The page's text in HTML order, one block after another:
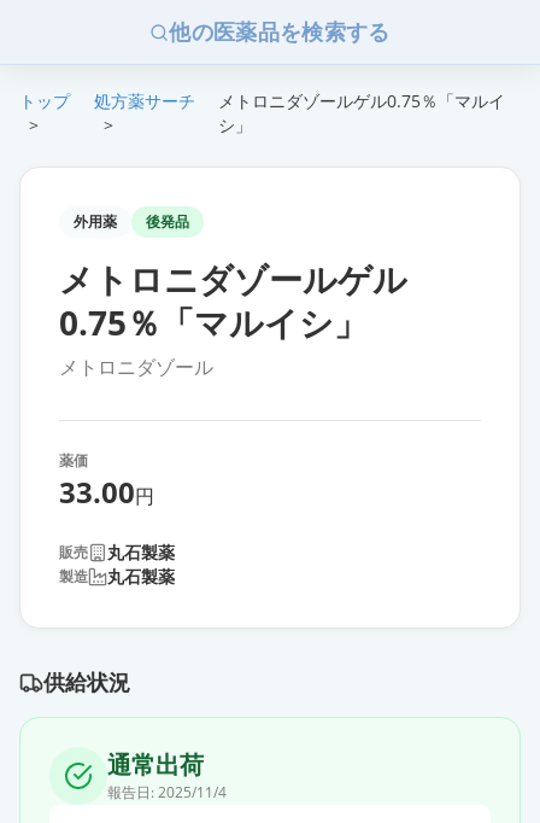
他の医薬品を検索する
トップ
>
処方薬サーチ
>
メトロニダゾールゲル0.75％「マルイ
シ」
外用薬 後発品
メトロニダゾールゲル
0.75％「マルイシ」
メトロニダゾール
薬価
33.00円
販売 丸石製薬
製造 丸石製薬
供給状況
通常出荷
報告日: 2025/11/4